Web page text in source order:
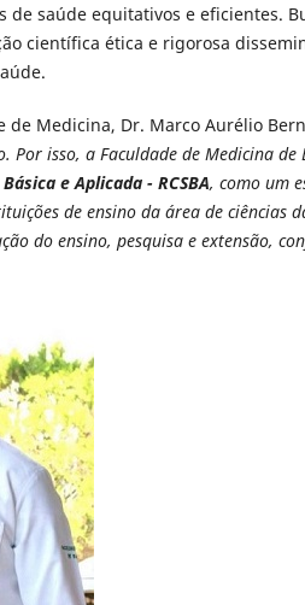
de saúde equitativos e eficientes.
científica ética e rigorosa
de Medicina, Dr. Marco Aurélio
isso, a Faculdade de Medicina de
e Aplicada - RCSBA, como um
de ensino da área de ciências
do ensino, pesquisa e extensão,